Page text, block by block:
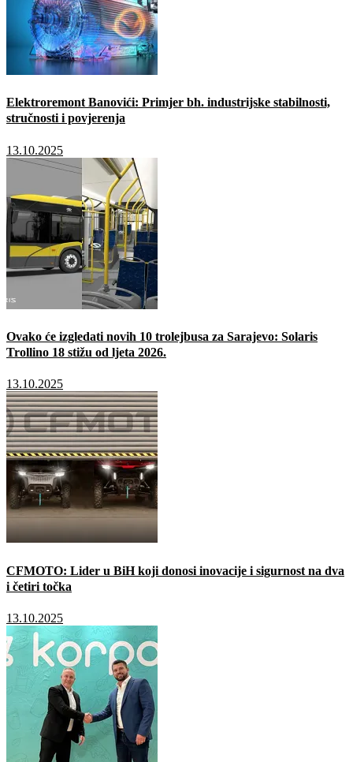
Elektroremont Banovići: Primjer bh. industrijske stabilnosti,
stručnosti i povjerenja
13.10.2025
Ovako će izgledati novih 10 trolejbusa za Sarajevo: Solaris
Trollino 18 stižu od ljeta 2026.
13.10.2025
CFMOTO: Lider u BiH koji donosi inovacije i sigurnost na dva
i četiri točka
13.10.2025